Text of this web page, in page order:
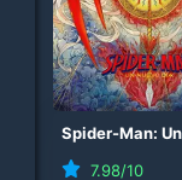
7.98/10